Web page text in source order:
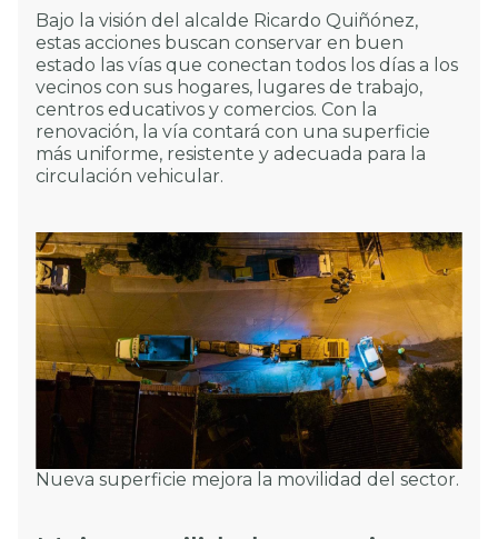
Bajo la visión del alcalde Ricardo Quiñónez,
estas acciones buscan conservar en buen
estado las vías que conectan todos los días a los
vecinos con sus hogares, lugares de trabajo,
centros educativos y comercios. Con la
renovación, la vía contará con una superficie
más uniforme, resistente y adecuada para la
circulación vehicular.
Nueva superficie mejora la movilidad del sector.